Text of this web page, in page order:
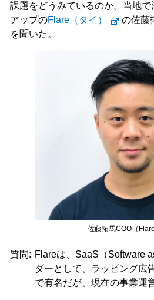
課題をどうみているのか。当地で
アップのFlare（タイ）
の佐藤
を聞いた。
佐藤拓馬COO（Flare
質問: Flareは、SaaS（Software
ダーとして、ラッピング広
で有名だが、現在の事業運